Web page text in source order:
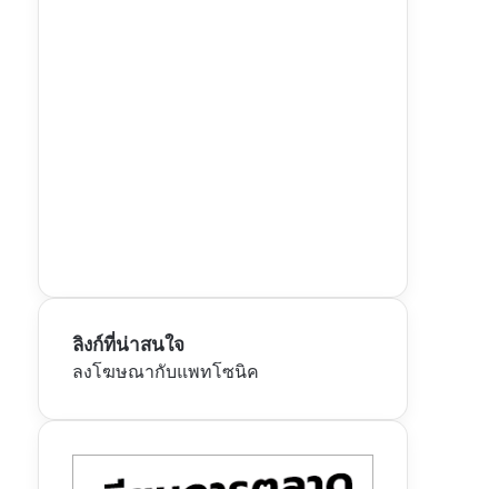
ลิงก์ที่น่าสนใจ
ลงโฆษณากับแพทโซนิค